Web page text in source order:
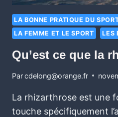
LA BONNE PRATIQUE DU
LA FEMME ET LE SPORT
LES
Qu’est ce que la
Parcdelong@orange.fr
La rhizarthrose est une
touche spécifiquement